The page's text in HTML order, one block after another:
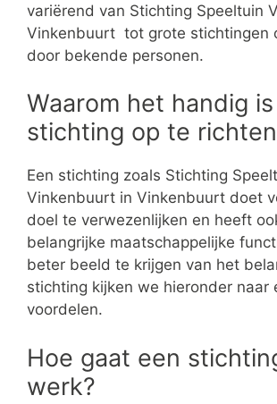
variërend van Stichting Speeltuin
Vinkenbuurt tot grote stichtingen
door bekende personen.
Waarom het handig
stichting op te richten
Een stichting zoals Stichting
Vinkenbuurt in Vinkenbuurt doet
doel te verwezenlijken en heeft
belangrijke maatschappelijke
beter beeld te krijgen van het
stichting kijken we hieronder naar
voordelen.
Hoe gaat een
werk?